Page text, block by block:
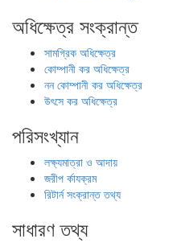
অধিক্ষেত্র সংক্রান্ত
সামগ্রিক অধিক্ষেত্র
কোম্পানী কর অধিক্ষেত্র
নন কোম্পানী কর অধিক্ষেত্র
উৎসে কর অধিক্ষেত্র
পরিসংখ্যান
লক্ষ্যমাত্রা ও আদায়
জরীপ র্কাযক্রম
রিটার্ন সংক্রান্ত তথ্য
সাধারণ তথ্য